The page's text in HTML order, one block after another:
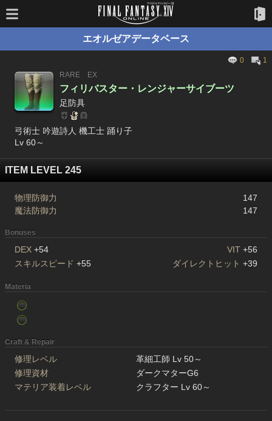
エオルゼアデータベース
0
1
RARE
EX
フィリバスター・レンジャーサイブーツ
足防具
弓術士 吟遊詩人 機工士 踊り子
Lv 60～
ITEM LEVEL 245
物理防御力
147
魔法防御力
147
Bonuses
DEX +54 VIT +56
スキルスピード +55 ダイレクトヒット +39
Materia
Craft & Repair
修理レベル
革細工師 Lv 50～
修理資材
ダークマターG6
マテリア装着レベル
クラフター Lv 60～